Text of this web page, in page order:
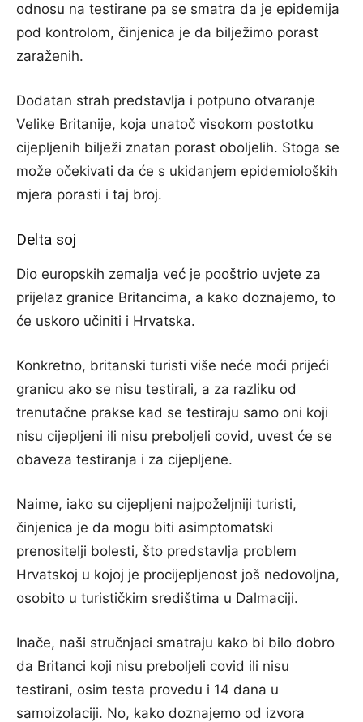
odnosu na testirane pa se smatra da je epidemija
pod kontrolom, činjenica je da bilježimo porast
zaraženih.
Dodatan strah predstavlja i potpuno otvaranje
Velike Britanije, koja unatoč visokom postotku
cijepljenih bilježi znatan porast oboljelih. Stoga se
može očekivati da će s ukidanjem epidemioloških
mjera porasti i taj broj.
Delta soj
Dio europskih zemalja već je pooštrio uvjete za
prijelaz granice Britancima, a kako doznajemo, to
će uskoro učiniti i Hrvatska.
Konkretno, britanski turisti više neće moći prijeći
granicu ako se nisu testirali, a za razliku od
trenutačne prakse kad se testiraju samo oni koji
nisu cijepljeni ili nisu preboljeli covid, uvest će se
obaveza testiranja i za cijepljene.
Naime, iako su cijepljeni najpoželjniji turisti,
činjenica je da mogu biti asimptomatski
prenositelji bolesti, što predstavlja problem
Hrvatskoj u kojoj je procijepljenost još nedovoljna,
osobito u turističkim središtima u Dalmaciji.
Inače, naši stručnjaci smatraju kako bi bilo dobro
da Britanci koji nisu preboljeli covid ili nisu
testirani, osim testa provedu i 14 dana u
samoizolaciji. No, kako doznajemo od izvora